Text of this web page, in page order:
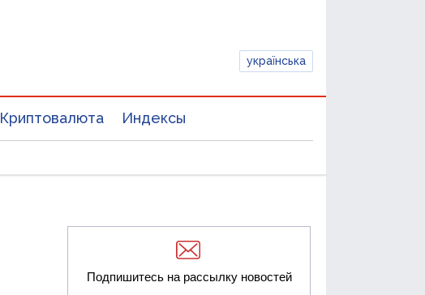
українська
Криптовалюта Индексы
Подпишитесь на рассылку новостей